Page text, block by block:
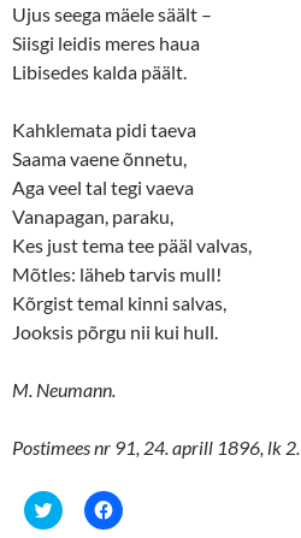
Ujus seega mäele säält –
Siisgi leidis meres haua
Libisedes kalda päält.
Kahklemata pidi taeva
Saama vaene õnnetu,
Aga veel tal tegi vaeva
Vanapagan, paraku,
Kes just tema tee pääl valvas,
Mõtles: läheb tarvis mull!
Kõrgist temal kinni salvas,
Jooksis põrgu nii kui hull.
M. Neumann.
Postimees nr 91, 24. aprill 1896, lk 2.
C
l
C
l